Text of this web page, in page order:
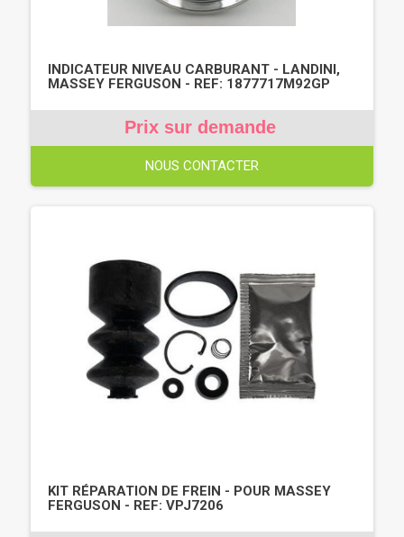
INDICATEUR NIVEAU CARBURANT - LANDINI,
MASSEY FERGUSON - REF: 1877717M92GP
Prix sur demande
NOUS CONTACTER
KIT RÉPARATION DE FREIN - POUR MASSEY
FERGUSON - REF: VPJ7206